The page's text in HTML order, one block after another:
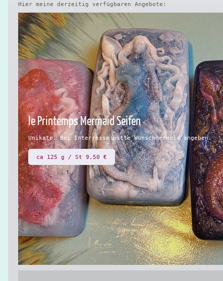
Hier meine derzeitig verfügbaren Angebote:
le Printemps Mermaid Seifen
Unikate. Bei Interresse bitte Wunschmermaid angeben.
ca 125 g / St 9,50 €